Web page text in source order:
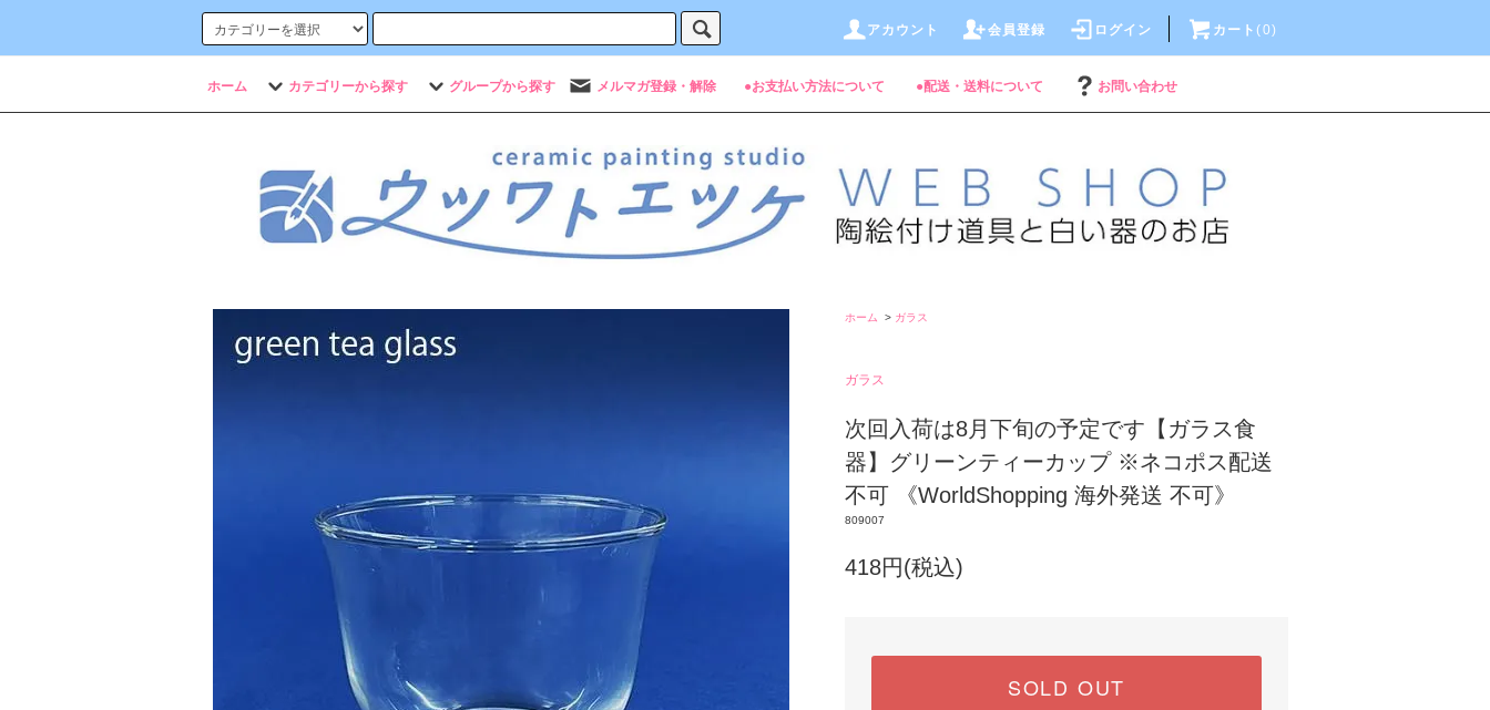
アカウント 会員登録 ログイン カート (0)
ホーム カテゴリーから探す グループから探す メルマガ登録・解除 ●お支払い方法について ●配送・送料について お問い合わせ
ホーム > ガラス
ガラス
次回入荷は8月下旬の予定です【ガラス食
器】グリーンティーカップ ※ネコポス配送
不可 《WorldShopping 海外発送 不可》
809007
418円(税込)
SOLD OUT